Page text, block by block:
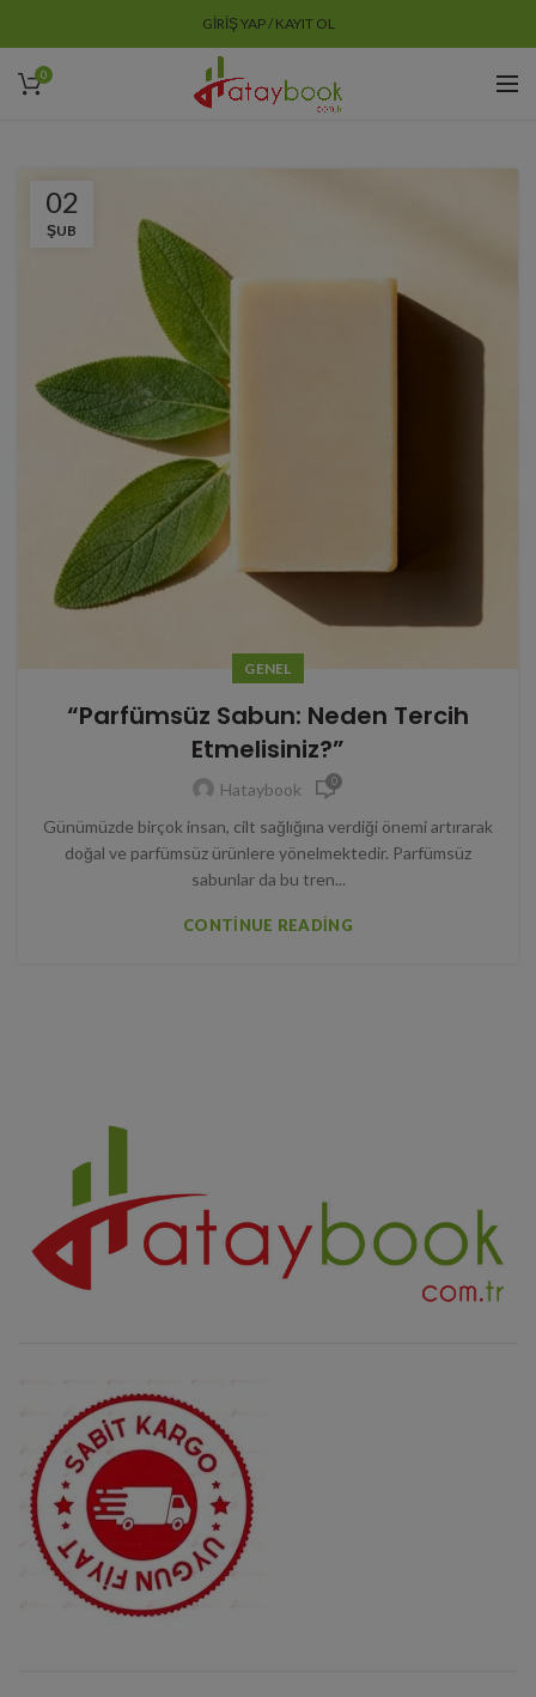
GIRIŞ YAP / KAYIT OL
0
02
ŞUB
GENEL
“Parfümsüz Sabun: Neden Tercih
Etmelisiniz?”
Hataybook 0
Günümüzde birçok insan, cilt sağlığına verdiği önemi artırarak
doğal ve parfümsüz ürünlere yönelmektedir. Parfümsüz
sabunlar da bu tren...
CONTINUE READING